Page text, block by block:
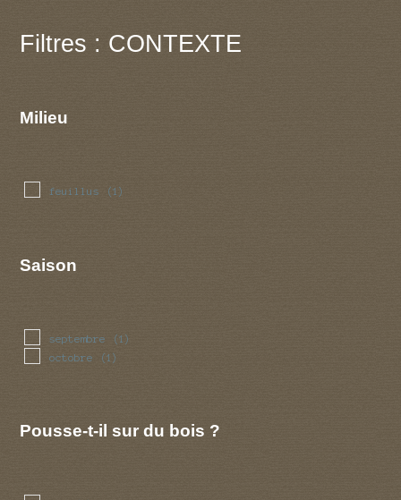
Filtres : CONTEXTE
Milieu
feuillus (1)
Saison
septembre (1)
octobre (1)
Pousse-t-il sur du bois ?